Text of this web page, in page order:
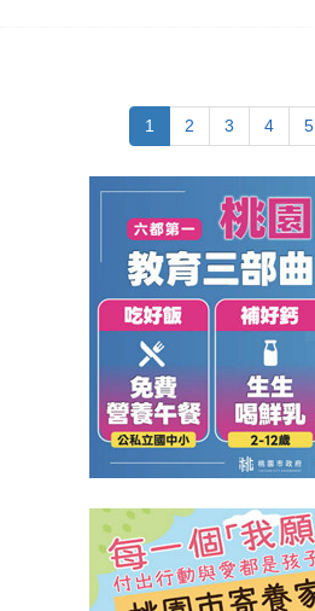
1 2 3 4 5